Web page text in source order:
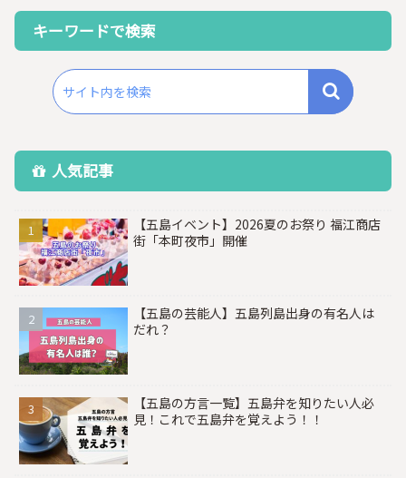
キーワードで検索
人気記事
【五島イベント】2026夏のお祭り 福江商店
街「本町夜市」開催
【五島の芸能人】五島列島出身の有名人は
だれ？
【五島の方言一覧】五島弁を知りたい人必
見！これで五島弁を覚えよう！！